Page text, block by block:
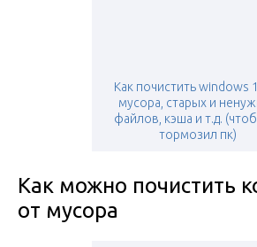
Как почистить windows
мусора, старых и
файлов, кэша и т.д.
тормозил пк)
Как можно почистить
от мусора